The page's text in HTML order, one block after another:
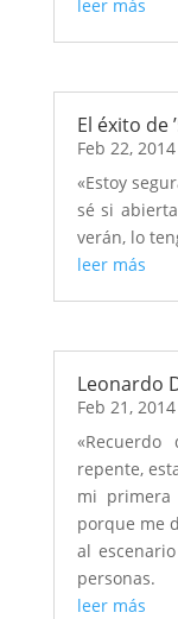
leer más
El éxito de
Feb 22, 2014
«Estoy
sé si
verán, lo
leer más
Leonardo
Feb 21, 2014
repente,
mi
porque me
al
personas.
leer más